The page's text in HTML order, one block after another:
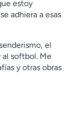
estoy
adhiera a esas
el
al softbol. Me
y otras obras